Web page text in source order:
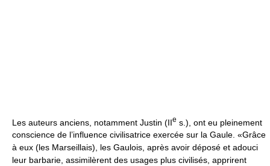
Les auteurs anciens, notamment Justin (IIe s.), ont eu pleinement
conscience de l’influence civilisatrice exercée sur la Gaule. «Grâce
à eux (les Marseillais), les Gaulois, après avoir déposé et adouci
leur barbarie, assimilèrent des usages plus civilisés, apprirent